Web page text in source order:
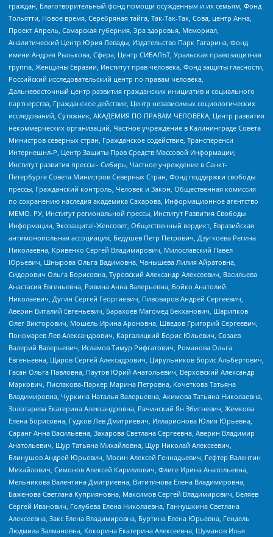
граждан, Благотворительный фонд помощи осужденным и их семьям, Фонд
Тольятти, Новое время, Серебряная тайга, Так-Так-Так, Сова, центр Анна,
Проект Апрель, Самарская губерния, Эра здоровья, Мемориал,
Аналитический Центр Юрия Левады, Издательство Парк Гагарина, Фонд
имени Андрея Рылькова, Сфера, Центр СИБАЛЬТ, Уральская правозащитная
группа, Женщины Евразии, Институт прав человека, Фонд защиты гласности,
Российский исследовательский центр по правам человека,
Дальневосточный центр развития гражданских инициатив и социального
партнерства, Гражданское действие, Центр независимых социологических
исследований, Сутяжник, АКАДЕМИЯ ПО ПРАВАМ ЧЕЛОВЕКА, Центр развития
некоммерческих организаций, Частное учреждение в Калининграде Совета
Министров северных стран, Гражданское содействие, Трансперенси
Интернешнл-Р, Центр Защиты Прав Средств Массовой Информации,
Институт развития прессы - Сибирь, Частное учреждение в Санкт-
Петербурге Совета Министров Северных Стран, Фонд поддержки свободы
прессы, Гражданский контроль, Человек и Закон, Общественная комиссия
по сохранению наследия академика Сахарова, Информационное агентство
МЕМО. РУ, Институт региональной прессы, Институт Развития Свободы
Информации, Экозащита!-Женсовет, Общественный вердикт, Евразийская
антимонопольная ассоциация, Бедушев Петр Петрович, Дзугкоева Регина
Николаевна, Кривенко Сергей Владимирович, Милославский Павел
Юрьевич, Шнырова Ольга Вадимовна, Чанышева Лилия Айратовна,
Сидорович Ольга Борисовна, Туровский Александр Алексеевич, Васильева
Анастасия Евгеньевна, Ривина Анна Валерьевна, Бойко Анатолий
Николаевич, Дугин Сергей Георгиевич, Пивоваров Андрей Сергеевич,
Аверин Виталий Евгеньевич, Барахоев Магомед Бекханович, Шарипков
Олег Викторович, Мошель Ирина Ароновна, Шведов Григорий Сергеевич,
Пономарев Лев Александрович, Каргалицкий Борис Юльевич, Созаев
Валерий Валерьевич, Исламов Тимур Рифгатович, Романова Ольга
Евгеньевна, Щаров Сергей Алексадрович, Цирульников Борис Альбертович,
Гасан Ольга Павловна, Паутов Юрий Анатольевич, Верховский Александр
Маркович, Пислакова-Паркер Марина Петровна, Кочеткова Татьяна
Владимировна, Чуркина Наталья Валерьевна, Акимова Татьяна Николаевна,
Золотарева Екатерина Александровна, Рачинский Ян Збигневич, Жемкова
Елена Борисовна, Гудков Лев Дмитриевич, Илларионова Юлия Юрьевна,
Саранг Анна Васильевна, Захарова Светлана Сергеевна, Аверин Владимир
Анатольевич, Щур Татьяна Михайловна, Щур Николай Алексеевич,
Блинушов Андрей Юрьевич, Мосин Алексей Геннадьевич, Гефтер Валентин
Михайлович, Симонов Алексей Кириллович, Флиге Ирина Анатольевна,
Мельникова Валентина Дмитриевна, Вититинова Елена Владимировна,
Баженова Светлана Куприяновна, Максимов Сергей Владимирович, Беляев
Сергей Иванович, Голубева Елена Николаевна, Ганнушкина Светлана
Алексеевна, Закс Елена Владимировна, Буртина Елена Юрьевна, Гендель
Людмила Залмановна, Кокорина Екатерина Алексеевна, Шуманов Илья